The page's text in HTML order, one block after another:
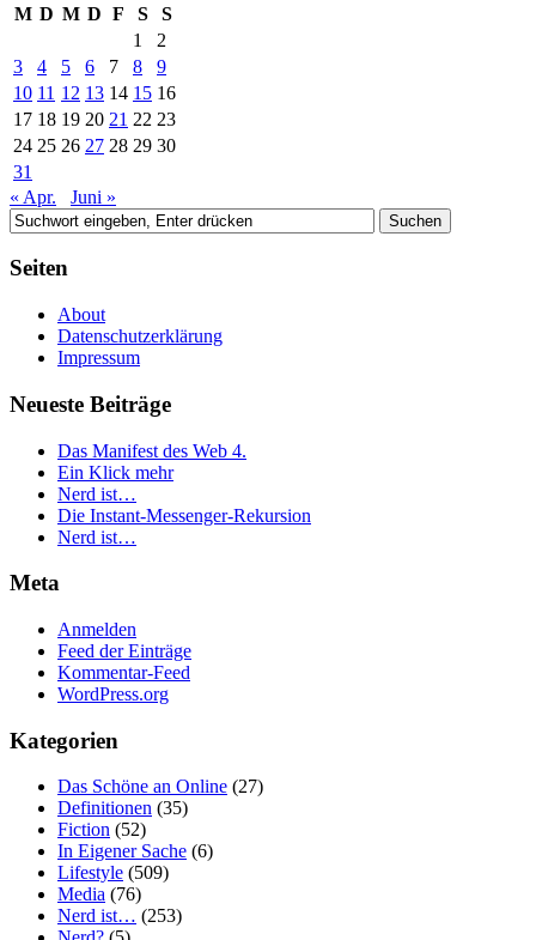
M D M D F S
S
1
2
3
4 5 6 7 8
9
10 11 12 13 14 15 16
17 18 19 20 21 22 23
24 25 26 27 28 29 30
31
« Apr.
Juni »
Seiten
About
Datenschutzerklärung
Impressum
Neueste Beiträge
Das Manifest des Web 4.
Ein Klick mehr
Nerd ist…
Die Instant-Messenger-Rekursion
Nerd ist…
Meta
Anmelden
Feed der Einträge
Kommentar-Feed
WordPress.org
Kategorien
Das Schöne an Online (27)
Definitionen (35)
Fiction (52)
In Eigener Sache (6)
Lifestyle (509)
Media (76)
Nerd ist… (253)